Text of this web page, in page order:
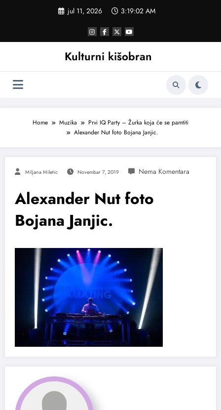
jul 11, 2026 3:19:03 AM
Kulturni kišobran
Home Muzika
Prvi IQ Party – Žurka koja će se pamtiti
Alexander Nut foto Bojana Janjic.
Miljana Miletic Novembar 7, 2019
Alexander Nut foto
Bojana Janjic.